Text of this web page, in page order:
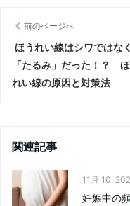
前のページへ
ほうれい線はシワではなく
「たるみ」だった！？ ほ
れい線の原因と対策法
関連記事
11月 10,
妊娠中の